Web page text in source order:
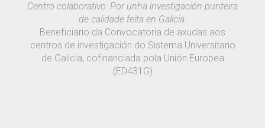
Centro colaborativo: Por unha investigación punteira
de calidade feita en Galicia.
Beneficiario da Convocatoria de axudas aos
centros de investigación do Sistema Universitario
de Galicia, cofinanciada pola Unión Europea
(ED431G)